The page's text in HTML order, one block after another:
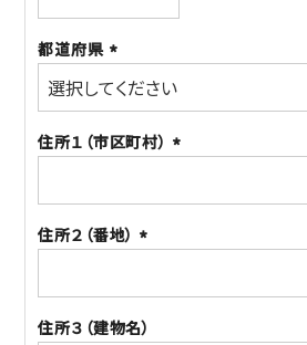
須)
都道府県
(必
須)
住所１（市区町村）
須)
住所２（番地）
須)
住所３（建物名）